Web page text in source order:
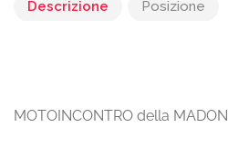
Descrizione Posizione
MOTOINCONTRO della